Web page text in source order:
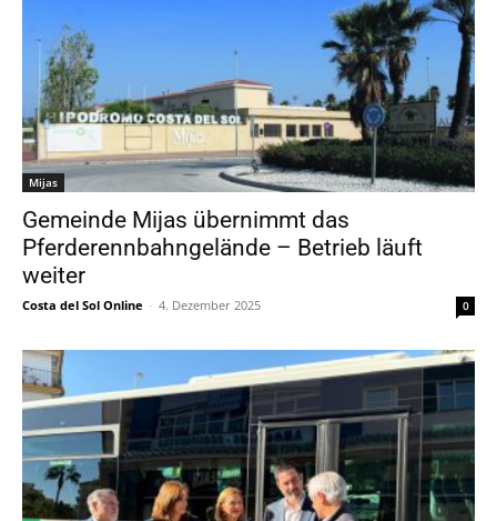
Mijas
Gemeinde Mijas übernimmt das
Pferderennbahngelände – Betrieb läuft
weiter
Costa del Sol Online - 4. Dezember 2025 0